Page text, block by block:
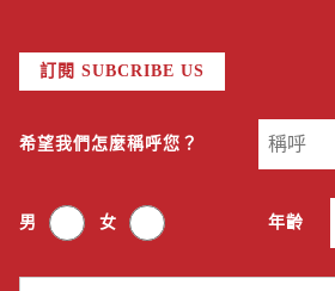
訂閱 SUBCRIBE US
希望我們怎麼稱呼您？
男 女 年齡